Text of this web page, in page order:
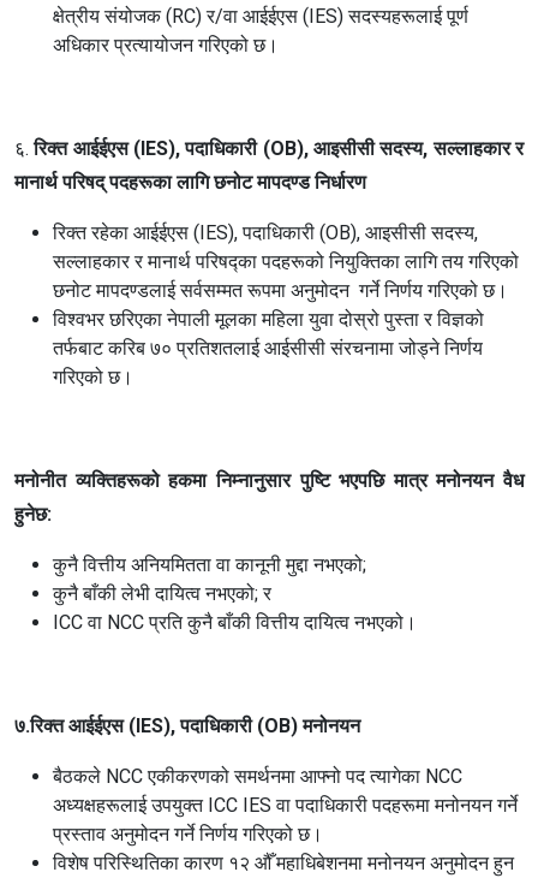
क्षेत्रीय संयोजक (RC) र/वा आईईएस (IES) सदस्यहरूलाई पूर्ण
अधिकार प्रत्यायोजन गरिएको छ।
६.रिक्त आईईएस (IES), पदाधिकारी (OB), आइसीसी सदस्य, सल्लाहकार र
मानार्थ परिषद् पदहरूका लागि छनोट मापदण्ड निर्धारण
रिक्त रहेका आईईएस (IES), पदाधिकारी (OB), आइसीसी सदस्य,
सल्लाहकार र मानार्थ परिषद्का पदहरूको नियुक्तिका लागि तय गरिएको
छनोट मापदण्डलाई सर्वसम्मत रूपमा अनुमोदन गर्ने निर्णय गरिएको छ।
विश्वभर छरिएका नेपाली मूलका महिला युवा दोस्रो पुस्ता र विज्ञको
तर्फबाट करिब ७० प्रतिशतलाई आईसीसी संरचनामा जोड्ने निर्णय
गरिएको छ।
मनोनीत व्यक्तिहरूको हकमा निम्नानुसार पुष्टि भएपछि मात्र मनोनयन वैध
हुनेछ:
कुनै वित्तीय अनियमितता वा कानूनी मुद्दा नभएको;
कुनै बाँकी लेभी दायित्व नभएको; र
ICC वा NCC प्रति कुनै बाँकी वित्तीय दायित्व नभएको।
७.रिक्त आईईएस (IES), पदाधिकारी (OB) मनोनयन
बैठकले NCC एकीकरणको समर्थनमा आफ्नो पद त्यागेका NCC
अध्यक्षहरूलाई उपयुक्त ICC IES वा पदाधिकारी पदहरूमा मनोनयन गर्ने
प्रस्ताव अनुमोदन गर्ने निर्णय गरिएको छ।
विशेष परिस्थितिका कारण १२ औँ महाधिबेशनमा मनोनयन अनुमोदन हुन